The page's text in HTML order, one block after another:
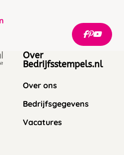
Over
Bedrijfsstempels.nl
Over ons
Bedrijfsgegevens
Vacatures